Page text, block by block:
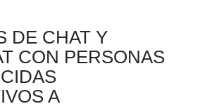
DE CHAT Y
CON PERSONAS
A